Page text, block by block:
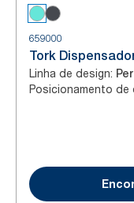
659000
Tork
Linha de design:
Posicionamento de